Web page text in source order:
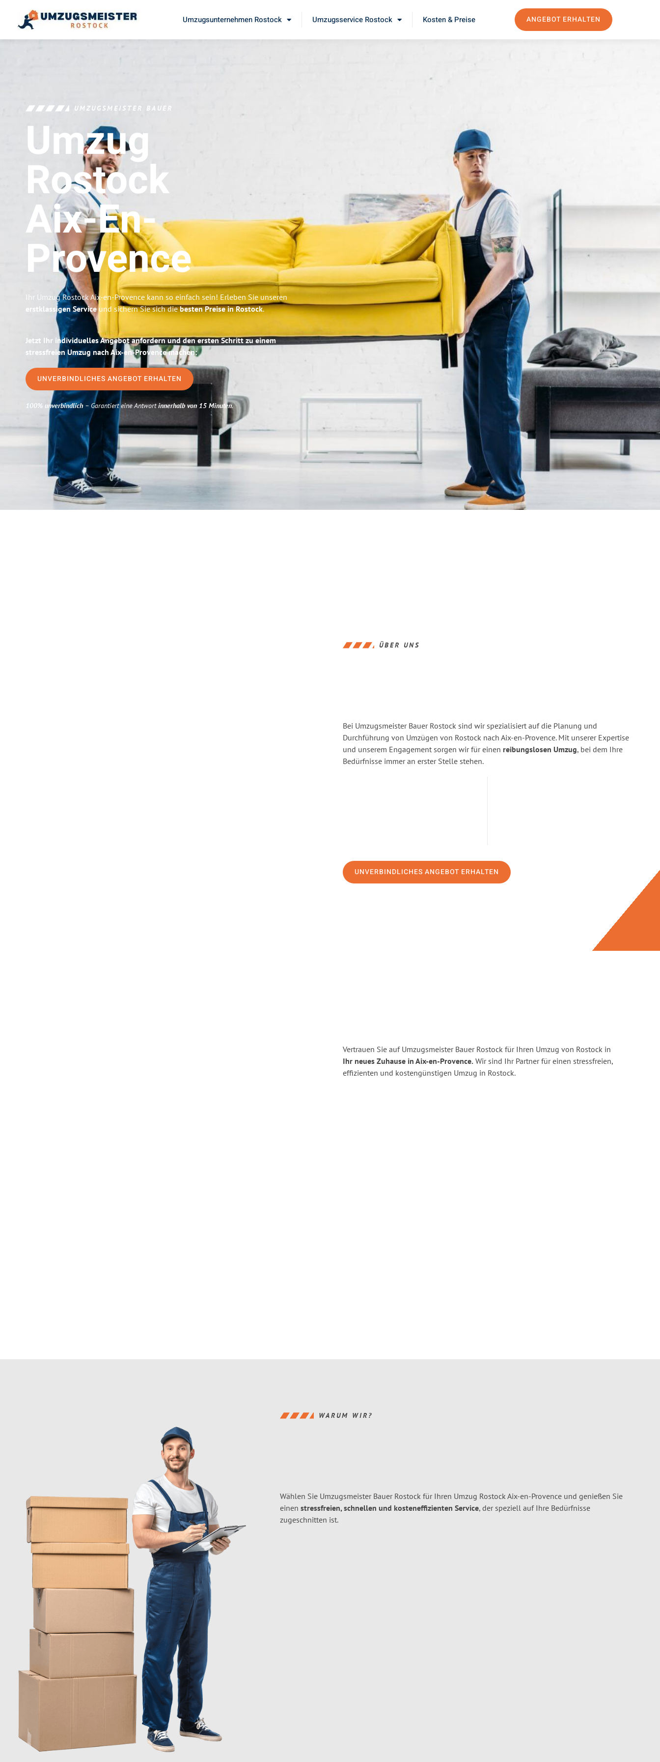
Umzugsunternehmen Rostock Umzugsservice Rostock Kosten & Preise ANGEBOT ERHALTEN
UMZUGSMEISTER BAUER
Umzug
Rostock
Aix-En-
Provence
Ihr Umzug Rostock Aix-en-Provence kann so einfach sein! Erleben Sie unseren
erstklassigen Serviceund sichern Sie sich diebesten Preise in Rostock.
Jetzt Ihr individuelles Angebot anfordern und den ersten Schritt zu einem
stressfreien Umzug nach Aix-en-Provence machen:
UNVERBINDLICHES ANGEBOT ERHALTEN
100% unverbindlich– Garantiert eine Antwortinnerhalb von 15 Minuten.
ÜBER UNS
Bei Umzugsmeister Bauer Rostock sind wir spezialisiert auf die Planung und
Durchführung von Umzügen von Rostock nach Aix-en-Provence. Mit unserer Expertise
und unserem Engagement sorgen wir für einen reibungslosen Umzug, bei dem Ihre
Bedürfnisse immer an erster Stelle stehen.
UNVERBINDLICHES ANGEBOT ERHALTEN
Vertrauen Sie auf Umzugsmeister Bauer Rostock für Ihren Umzug von Rostock in
Ihr neues Zuhause in Aix-en-Provence. Wir sind Ihr Partner für einen stressfreien,
effizienten und kostengünstigen Umzug in Rostock.
WARUM WIR?
Wählen Sie Umzugsmeister Bauer Rostock für Ihren Umzug Rostock Aix-en-Provence und genießen Sie
einen stressfreien, schnellen und kosteneffizienten Service, der speziell auf Ihre Bedürfnisse
zugeschnitten ist.